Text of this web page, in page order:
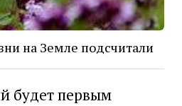
на Земле подсчитали
будет первым